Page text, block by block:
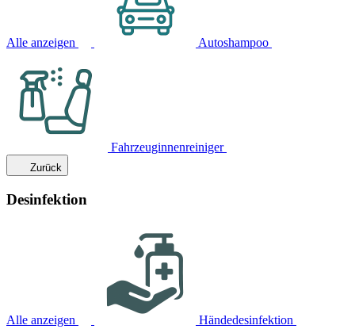
Alle anzeigen Autoshampoo
Fahrzeuginnenreiniger
Zurück
Desinfektion
Alle anzeigen Händedesinfektion